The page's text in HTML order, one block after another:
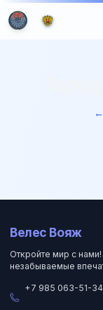
Велес Вояж
Откройте мир с
незабываемые
+7 985 063-51-34